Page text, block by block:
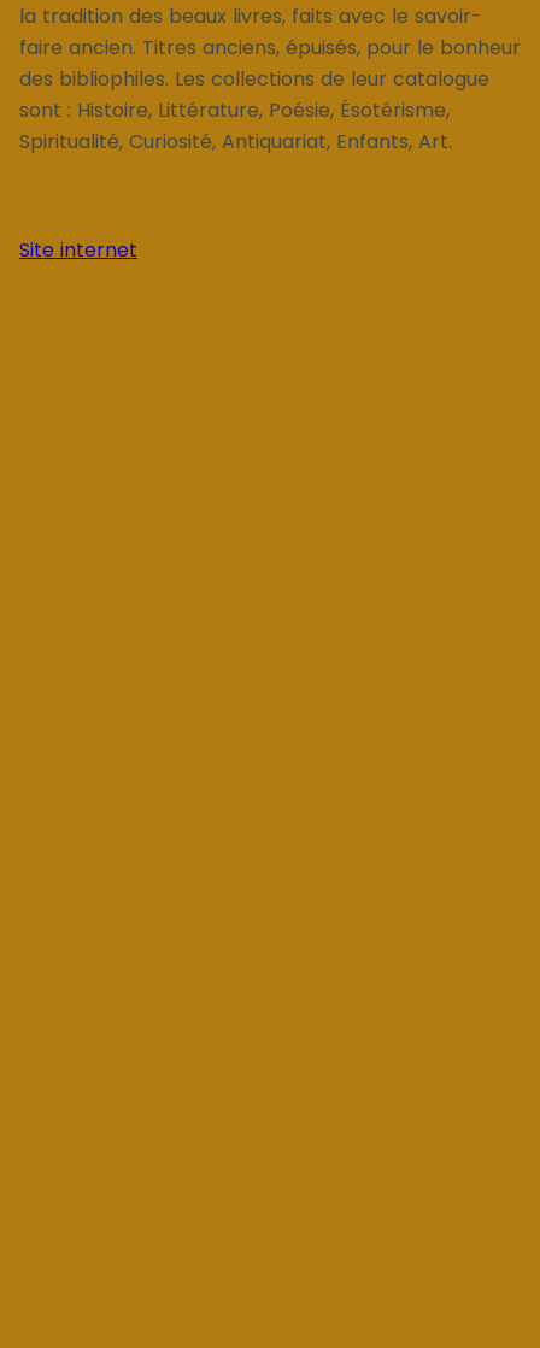
la tradition des beaux livres, faits avec le savoir-
faire ancien. Titres anciens, épuisés, pour le bonheur
des bibliophiles. Les collections de leur catalogue
sont : Histoire, Littérature, Poésie, Ésotérisme,
Spiritualité, Curiosité, Antiquariat, Enfants, Art.
Site internet